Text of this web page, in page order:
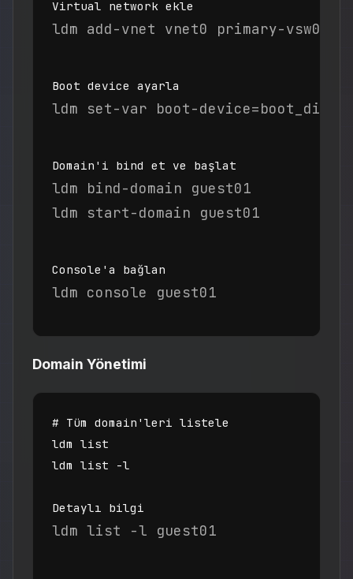
Virtual network ekle
ldm add-vnet vnet0 primary-vsw0
Boot device ayarla
ldm set-var boot-device=boot_disk
Domain'i bind et ve başlat
ldm bind-domain guest01
ldm start-domain guest01
Console'a bağlan
ldm console guest01
Domain Yönetimi
# Tüm domain'leri listele
ldm list
ldm list -l
Detaylı bilgi
ldm list -l guest01